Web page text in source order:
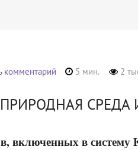
комментарий 5 мин. 2
СРЕДА
включенных в систему